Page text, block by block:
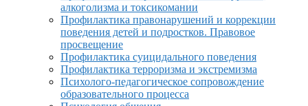
алкоголизма и токсикомании
Профилактика правонарушений и коррекции
поведения детей и подростков. Правовое
просвещение
Профилактика суицидального поведения
Профилактика терроризма и экстремизма
Психолого-педагогическое сопровождение
образовательного процесса